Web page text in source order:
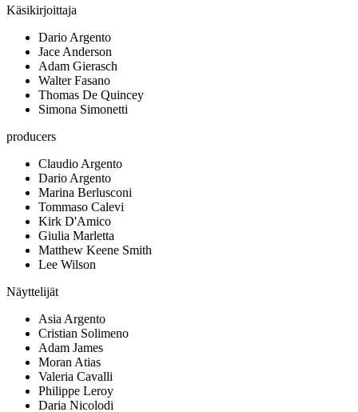
Käsikirjoittaja
Dario Argento
Jace Anderson
Adam Gierasch
Walter Fasano
Thomas De Quincey
Simona Simonetti
producers
Claudio Argento
Dario Argento
Marina Berlusconi
Tommaso Calevi
Kirk D'Amico
Giulia Marletta
Matthew Keene Smith
Lee Wilson
Näyttelijät
Asia Argento
Cristian Solimeno
Adam James
Moran Atias
Valeria Cavalli
Philippe Leroy
Daria Nicolodi